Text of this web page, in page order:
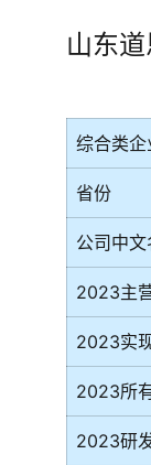
山东
综合类企
省份
公司中
2023主
2023实
2023所
2023研